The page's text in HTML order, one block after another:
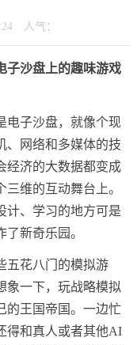
人气：
子沙盘上的趣味游戏
电子沙盘，就像个现
、网络和多媒体的技
经济的大数据都变成
维的互动舞台上。
计、学习的地方可是
新奇乐园。
五花八门的模拟游
象一下，玩战略模拟
的王国帝国。一边忙
得和真人或者其他AI